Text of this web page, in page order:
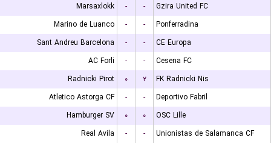
Marsaxlokk
- -
Gzira United FC
Marino de Luanco
- -
Ponferradina
Sant Andreu Barcelona
- -
CE Europa
AC Forli
- -
Cesena FC
Radnicki Pirot
۰ ۲
FK Radnicki Nis
Atletico Astorga CF
- -
Deportivo Fabril
Hamburger SV
۰ ۰
OSC Lille
Real Avila
- -
Unionistas de Salamanca CF